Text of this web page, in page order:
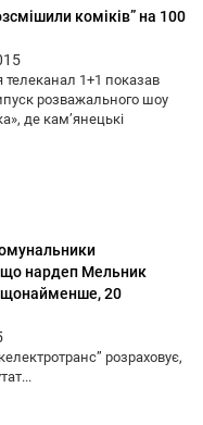
коміків” на 100
телеканал 1+1 показав
розважального шоу
де кам’янецькі
нардеп Мельник
щонайменше, 20
розраховує,